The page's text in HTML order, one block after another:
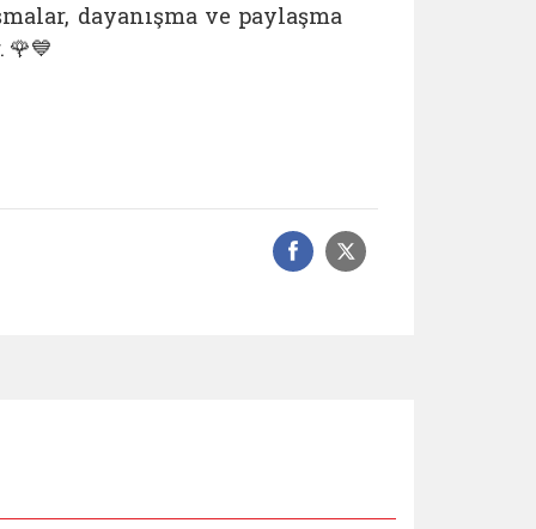
dayanışma ve paylaşma
Facebook
Sosyal